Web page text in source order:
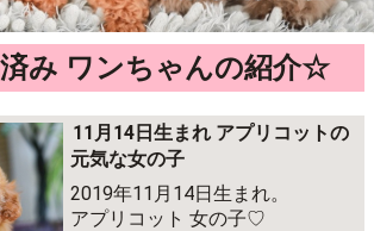
み ワンちゃんの紹介☆
11月14日生まれ アプリコットの
元気な女の子
2019年11月14日生まれ。
アプリコット 女の子♡